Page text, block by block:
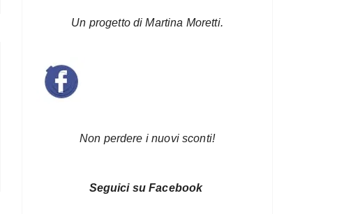
Un progetto di Martina Moretti.
Non perdere i nuovi sconti!
Seguici su Facebook